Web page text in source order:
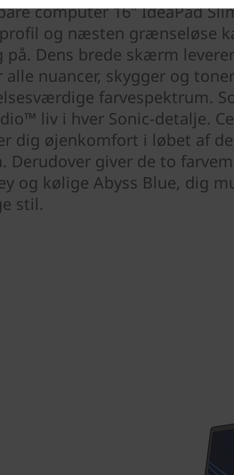
computer 16" IdeaPad
og næsten grænseløse
på. Dens brede skærm
alle nuancer, skygger og
farvespektrum.
liv i hver Sonic-detalje.
dig øjenkomfort i løbet af
Derudover giver de to
og kølige Abyss Blue, dig
stil.